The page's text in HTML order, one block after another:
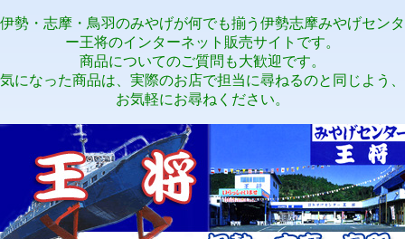
伊勢・志摩・鳥羽のみやげが何でも揃う伊勢志摩みやげセンタ
ー王将のインターネット販売サイトです。
商品についてのご質問も大歓迎です。
気になった商品は、実際のお店で担当に尋ねるのと同じよう、
お気軽にお尋ねください。